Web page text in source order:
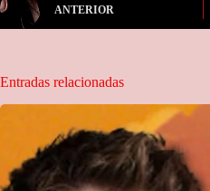
ANTERIOR
Entradas relacionadas